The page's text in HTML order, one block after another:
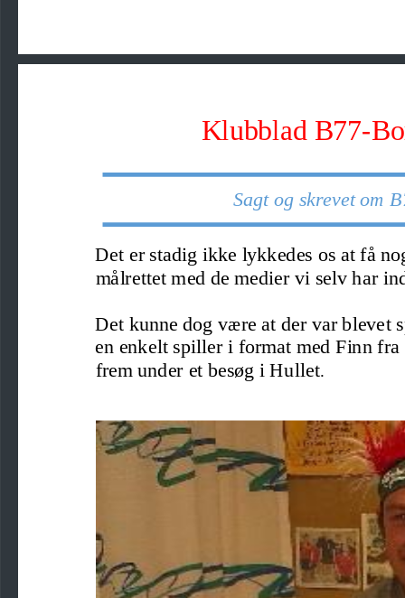
Klubblad B77-
Det er stadig ikke lykkedes os at få
målrettet med de medier vi selv har
Det kunne dog være at der var blevet
en enkelt spiller i format med Finn
frem under et besøg i Hullet.
Sagt og skrevet om